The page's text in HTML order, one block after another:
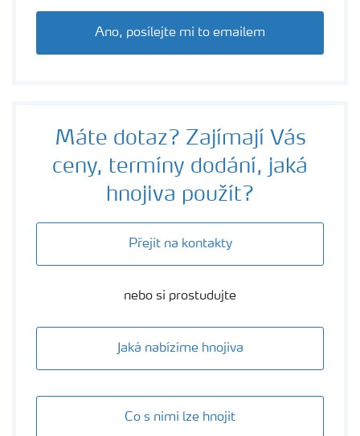
Ano, posílejte mi to emailem
Máte dotaz? Zajímají Vás
ceny, termíny dodání, jaká
hnojiva použít?
Přejít na kontakty
nebo si prostudujte
Jaká nabízíme hnojiva
Co s nimi lze hnojit